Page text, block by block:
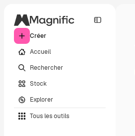
Créer
Accueil
Rechercher
Stock
Explorer
Tous les outils